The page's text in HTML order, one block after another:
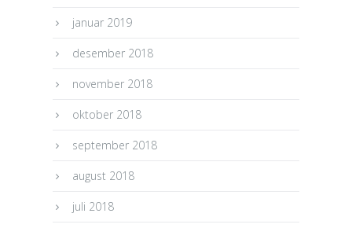
januar 2019
desember 2018
november 2018
oktober 2018
september 2018
august 2018
juli 2018